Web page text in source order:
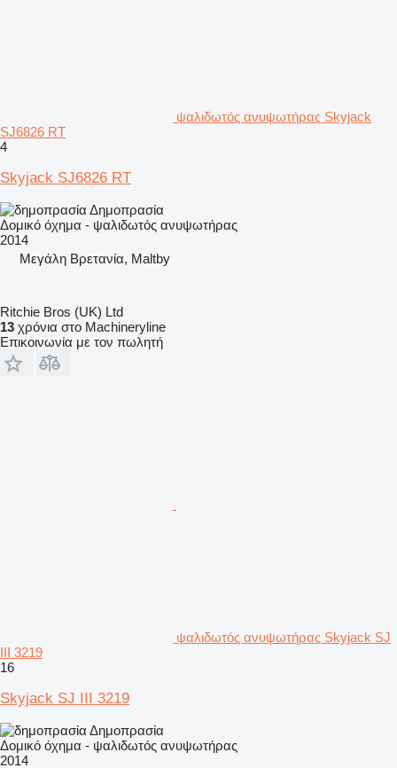
ψαλιδωτός ανυψωτήρας Skyjack
SJ6826 RT
4
Skyjack SJ6826 RT
Δημοπρασία
Δομικό όχημα - ψαλιδωτός ανυψωτήρας
2014
Μεγάλη Βρετανία, Maltby
Ritchie Bros (UK) Ltd
13 χρόνια στο Machineryline
Επικοινωνία με τον πωλητή
ψαλιδωτός ανυψωτήρας Skyjack SJ
III 3219
16
Skyjack SJ III 3219
Δημοπρασία
Δομικό όχημα - ψαλιδωτός ανυψωτήρας
2014